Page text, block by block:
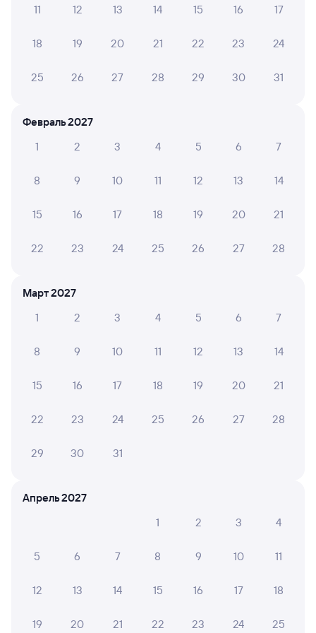
ЖД билеты в Пристень
Мы используем cookies для более удобной работы
11 12 13 14 15 16 17
18 19 20 21 22 23 24
25 26 27 28 29 30 31
Февраль 2027
1
2 3 4 5 6 7
8 9 10 11 12 13 14
15 16 17 18 19 20 21
22 23 24 25 26 27 28
Март 2027
1
2 3 4 5 6 7
8 9 10 11 12 13 14
15 16 17 18 19 20 21
22 23 24 25 26 27 28
29 30 31
Апрель 2027
1
2 3 4
5 6 7 8 9 10 11
12 13 14 15 16 17 18
19 20 21 22 23 24 25